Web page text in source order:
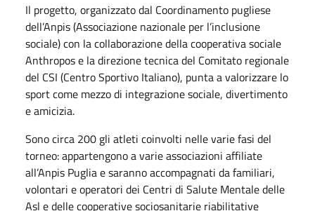
Il progetto, organizzato dal Coordinamento pugliese
dell’Anpis (Associazione nazionale per l’inclusione
sociale) con la collaborazione della cooperativa sociale
Anthropos e la direzione tecnica del Comitato regionale
del CSI (Centro Sportivo Italiano), punta a valorizzare lo
sport come mezzo di integrazione sociale, divertimento
e amicizia.
Sono circa 200 gli atleti coinvolti nelle varie fasi del
torneo: appartengono a varie associazioni affiliate
all’Anpis Puglia e saranno accompagnati da familiari,
volontari e operatori dei Centri di Salute Mentale delle
Asl e delle cooperative sociosanitarie riabilitative